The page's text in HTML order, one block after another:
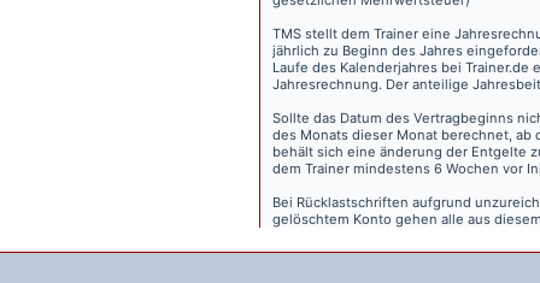
TMS stellt dem Trainer eine
jährlich zu Beginn des Jahres
Laufe des Kalenderjahres bei
Jahresrechnung. Der anteilige
Sollte das Datum des Vertragbeginns
des Monats dieser Monat berechnet, ab
behält sich eine änderung der Entgelte
dem Trainer mindestens 6 Wochen vor
Bei Rücklastschriften aufgrund
gelöschtem Konto gehen alle aus